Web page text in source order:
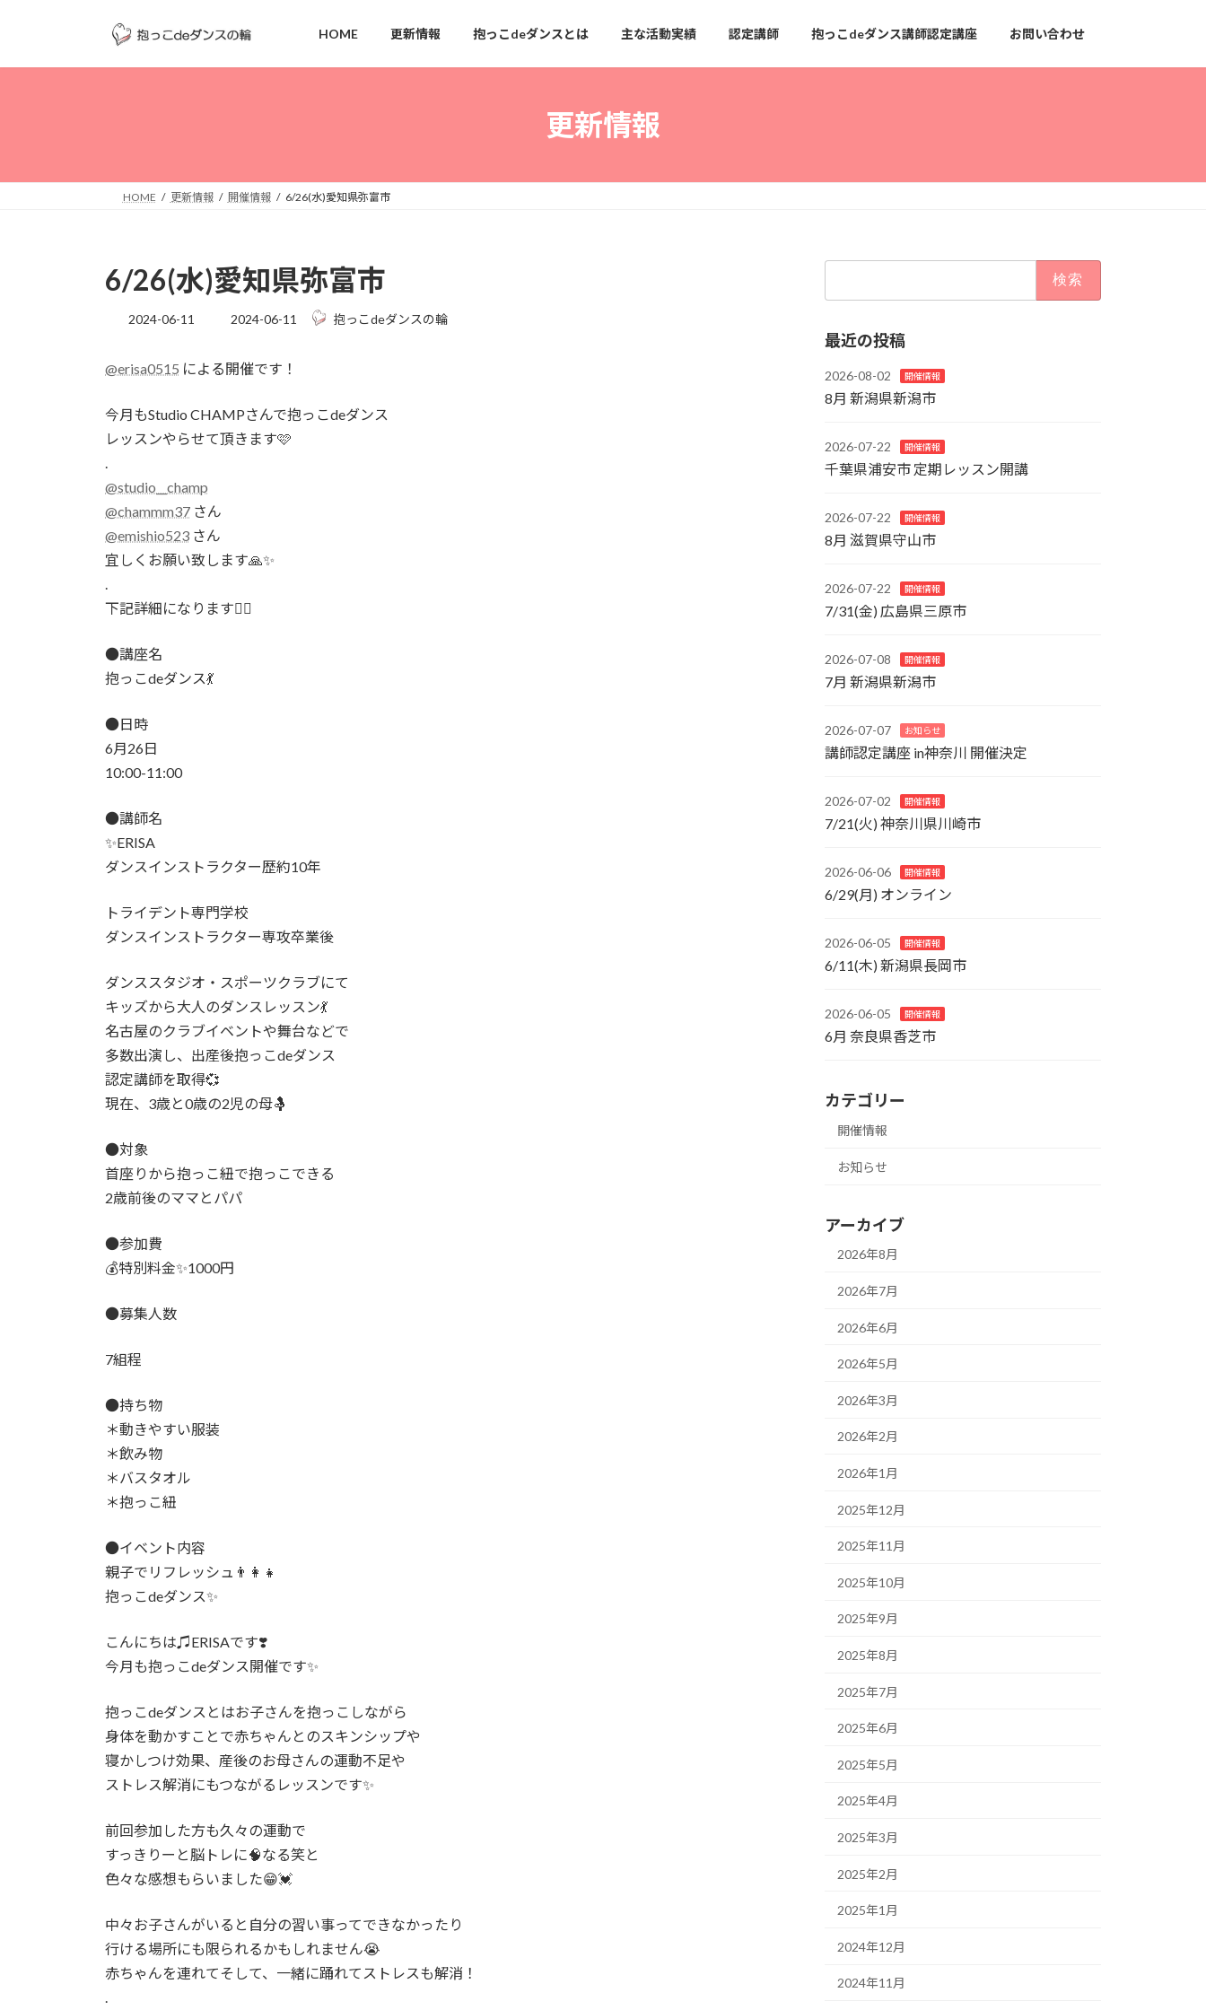
ッ
移
HOME 更新情報 抱っこdeダンスとは 主な活動実績 認定講師 抱っこdeダンス講師認定講座 お問い合わせ
更新情報
HOME 更新情報 開催情報 6/26(水)愛知県弥富市
6/26(水)愛知県弥富市
2024-06-11
最
新
:
2024-06-11 抱っこdeダンスの輪
@erisa0515 による開催です！
今月もStudio CHAMPさんで抱っこdeダンス
レッスンやらせて頂きます🩷
.
@studio__champ
@chammm37 さん
@emishio523 さん
宜しくお願い致します🙏✨
.
下記詳細になります💁‍♀️
●講座名
抱っこdeダンス💃
●日時
6月26日
10:00-11:00
●講師名
✨ERISA
ダンスインストラクター歴約10年
トライデント専門学校
ダンスインストラクター専攻卒業後
ダンススタジオ・スポーツクラブにて
キッズから大人のダンスレッスン💃
名古屋のクラブイベントや舞台などで
多数出演し、出産後抱っこdeダンス
認定講師を取得💞
現在、3歳と0歳の2児の母🤱
●対象
首座りから抱っこ紐で抱っこできる
2歳前後のママとパパ
●参加費
💰特別料金✨1000円
●募集人数
7組程
●持ち物
＊動きやすい服装
＊飲み物
＊バスタオル
＊抱っこ紐
●イベント内容
親子でリフレッシュ👨‍👩‍👧
抱っこdeダンス✨
こんにちは♫ERISAです❣️
今月も抱っこdeダンス開催です✨
抱っこdeダンスとはお子さんを抱っこしながら
身体を動かすことで赤ちゃんとのスキンシップや
寝かしつけ効果、産後のお母さんの運動不足や
ストレス解消にもつながるレッスンです✨
前回参加した方も久々の運動で
すっきりーと脳トレに🧠なる笑と
色々な感想もらいました😁💓
中々お子さんがいると自分の習い事ってできなかったり
行ける場所にも限られるかもしれません😭
赤ちゃんを連れてそして、一緒に踊れてストレスも解消！
.
最近の投稿
2026-08-02 開催情報
8月 新潟県新潟市
2026-07-22 開催情報
千葉県浦安市 定期レッスン開講
2026-07-22 開催情報
8月 滋賀県守山市
2026-07-22 開催情報
7/31(金) 広島県三原市
2026-07-08 開催情報
7月 新潟県新潟市
2026-07-07 お知らせ
講師認定講座 in神奈川 開催決定
2026-07-02 開催情報
7/21(火) 神奈川県川崎市
2026-06-06 開催情報
6/29(月) オンライン
2026-06-05 開催情報
6/11(木) 新潟県長岡市
2026-06-05 開催情報
6月 奈良県香芝市
カテゴリー
開催情報
お知らせ
アーカイブ
2026年8月
2026年7月
2026年6月
2026年5月
2026年3月
2026年2月
2026年1月
2025年12月
2025年11月
2025年10月
2025年9月
2025年8月
2025年7月
2025年6月
2025年5月
2025年4月
2025年3月
2025年2月
2025年1月
2024年12月
2024年11月